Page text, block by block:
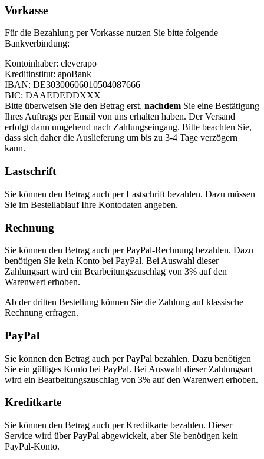
Vorkasse
Für die Bezahlung per Vorkasse nutzen Sie bitte folgende
Bankverbindung:
Kontoinhaber: cleverapo
Kreditinstitut: apoBank
IBAN: DE30300606010504087666
BIC: DAAEDEDDXXX
Bitte überweisen Sie den Betrag erst, nachdem Sie eine Bestätigung
Ihres Auftrags per Email von uns erhalten haben. Der Versand
erfolgt dann umgehend nach Zahlungseingang. Bitte beachten Sie,
dass sich daher die Auslieferung um bis zu 3-4 Tage verzögern
kann.
Lastschrift
Sie können den Betrag auch per Lastschrift bezahlen. Dazu müssen
Sie im Bestellablauf Ihre Kontodaten angeben.
Rechnung
Sie können den Betrag auch per PayPal-Rechnung bezahlen. Dazu
benötigen Sie kein Konto bei PayPal. Bei Auswahl dieser
Zahlungsart wird ein Bearbeitungszuschlag von 3% auf den
Warenwert erhoben.
Ab der dritten Bestellung können Sie die Zahlung auf klassische
Rechnung erfragen.
PayPal
Sie können den Betrag auch per PayPal bezahlen. Dazu benötigen
Sie ein gültiges Konto bei PayPal. Bei Auswahl dieser Zahlungsart
wird ein Bearbeitungszuschlag von 3% auf den Warenwert erhoben.
Kreditkarte
Sie können den Betrag auch per Kreditkarte bezahlen. Dieser
Service wird über PayPal abgewickelt, aber Sie benötigen kein
PayPal-Konto.